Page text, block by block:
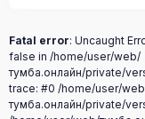
Fatal error: Uncaught
false in /home/user/web/
тумба.онлайн/private/
trace: #0 /home/user/
тумба.онлайн/private/